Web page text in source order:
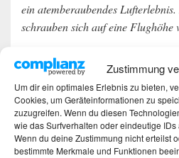
Zustimmung
Um dir ein optimales Erlebnis zu bieten,
Cookies, um Geräteinformationen zu
zuzugreifen. Wenn du diesen
wie das Surfverhalten oder eindeutige
Wenn du deine Zustimmung nicht erteilst
bestimmte Merkmale und Funktionen
ein atemberaubendes
schrauben sich auf eine Flughöhe
Und viele andere Attraktionen.
Nachzulesen sind diese und
Fahrgeschäfte auf